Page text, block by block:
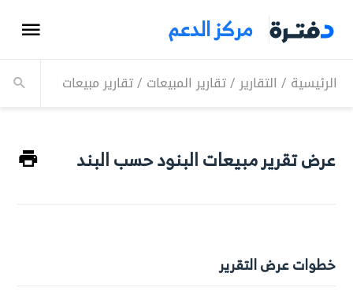
مركز الدعم
الرئيسية / التقارير/تقارير المبيعات /تقارير مبيعات البنود
عرض تقرير مبيعات البنود حسب البند
خطوات عرض التقرير